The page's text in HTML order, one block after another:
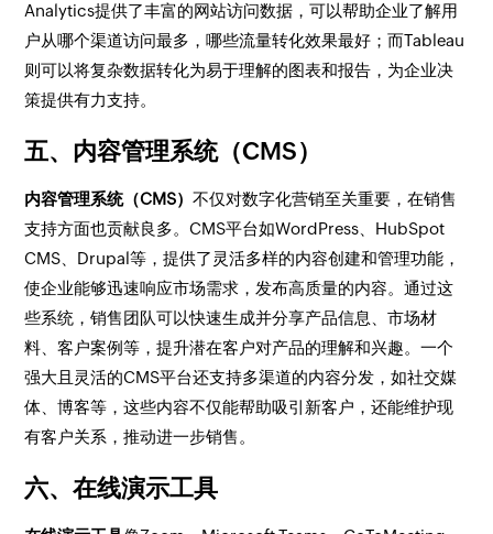
Analytics提供了丰富的网站访问数据，可以帮助企业了解用
户从哪个渠道访问最多，哪些流量转化效果最好；而Tableau
则可以将复杂数据转化为易于理解的图表和报告，为企业决
策提供有力支持。
五、内容管理系统（CMS）
内容管理系统（CMS）不仅对数字化营销至关重要，在销售
支持方面也贡献良多。CMS平台如WordPress、HubSpot
CMS、Drupal等，提供了灵活多样的内容创建和管理功能，
使企业能够迅速响应市场需求，发布高质量的内容。通过这
些系统，销售团队可以快速生成并分享产品信息、市场材
料、客户案例等，提升潜在客户对产品的理解和兴趣。一个
强大且灵活的CMS平台还支持多渠道的内容分发，如社交媒
体、博客等，这些内容不仅能帮助吸引新客户，还能维护现
有客户关系，推动进一步销售。
六、在线演示工具